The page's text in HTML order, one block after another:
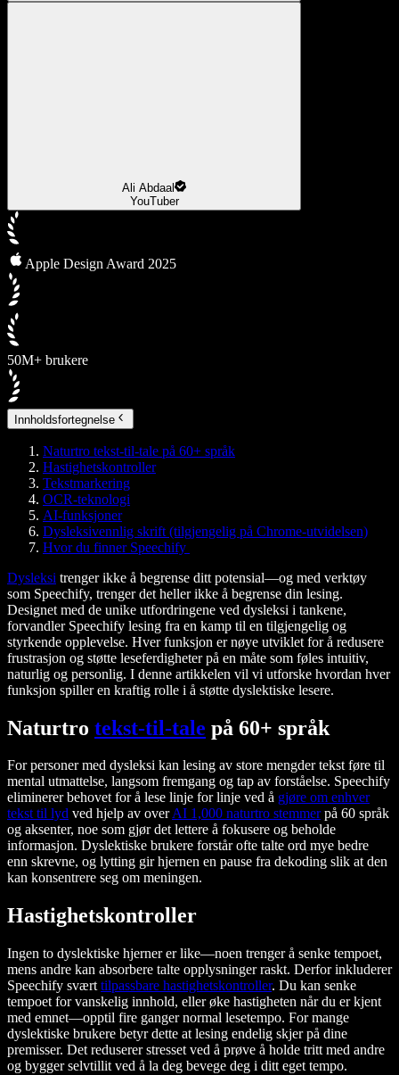
Ali Abdaal
YouTuber
Apple Design Award 2025
50M+ brukere
Innholdsfortegnelse
Naturtro tekst-til-tale på 60+ språk
Hastighetskontroller
Tekstmarkering
OCR-teknologi
AI-funksjoner
Dysleksivennlig skrift (tilgjengelig på Chrome-utvidelsen)
Hvor du finner Speechify
Dysleksi trenger ikke å begrense ditt potensial—og med verktøy
som Speechify, trenger det heller ikke å begrense din lesing.
Designet med de unike utfordringene ved dysleksi i tankene,
forvandler Speechify lesing fra en kamp til en tilgjengelig og
styrkende opplevelse. Hver funksjon er nøye utviklet for å redusere
frustrasjon og støtte leseferdigheter på en måte som føles intuitiv,
naturlig og personlig. I denne artikkelen vil vi utforske hvordan hver
funksjon spiller en kraftig rolle i å støtte dyslektiske lesere.
Naturtro tekst-til-tale på 60+ språk
For personer med dysleksi kan lesing av store mengder tekst føre til
mental utmattelse, langsom fremgang og tap av forståelse. Speechify
eliminerer behovet for å lese linje for linje ved å gjøre om enhver
tekst til lyd ved hjelp av overAI 1,000 naturtro stemmerpå 60 språk
og aksenter, noe som gjør det lettere å fokusere og beholde
informasjon. Dyslektiske brukere forstår ofte talte ord mye bedre
enn skrevne, og lytting gir hjernen en pause fra dekoding slik at den
kan konsentrere seg om meningen.
Hastighetskontroller
Ingen to dyslektiske hjerner er like—noen trenger å senke tempoet,
mens andre kan absorbere talte opplysninger raskt. Derfor inkluderer
Speechify svært tilpassbare hastighetskontroller. Du kan senke
tempoet for vanskelig innhold, eller øke hastigheten når du er kjent
med emnet—opptil fire ganger normal lesetempo. For mange
dyslektiske brukere betyr dette at lesing endelig skjer på dine
premisser. Det reduserer stresset ved å prøve å holde tritt med andre
og bygger selvtillit ved å la deg bevege deg i ditt eget tempo.